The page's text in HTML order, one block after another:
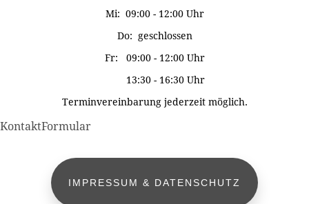
Mi: 09:00 - 12:00 Uhr
Do: geschlossen
Fr: 09:00 - 12:00 Uhr
13:30 - 16:30 Uhr
Terminvereinbarung jederzeit möglich.
KontaktFormular
IMPRESSUM & DATENSCHUTZ